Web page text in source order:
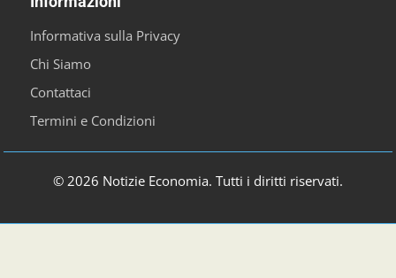
Informativa sulla Privacy
Chi Siamo
Contattaci
Termini e Condizioni
© 2026 Notizie Economia. Tutti i diritti riservati.